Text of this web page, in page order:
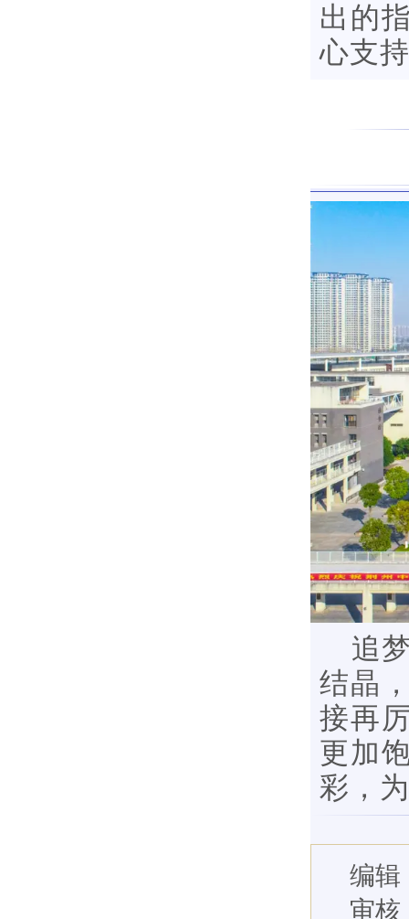
出的
心支
追
结晶
接再
更加
彩，
编
审核